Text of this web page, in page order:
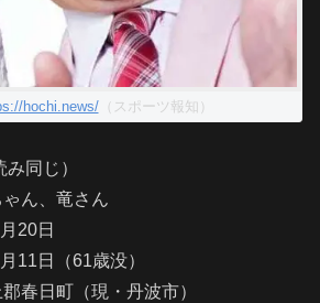
hochi.news/（スポーツ報知）
同じ）
ん、竜さん
20日
11日（61歳没）
春日町（現・丹波市）